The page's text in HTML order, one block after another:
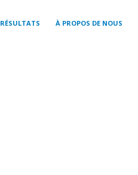
RÉSULTATS À PROPOS DE NOUS